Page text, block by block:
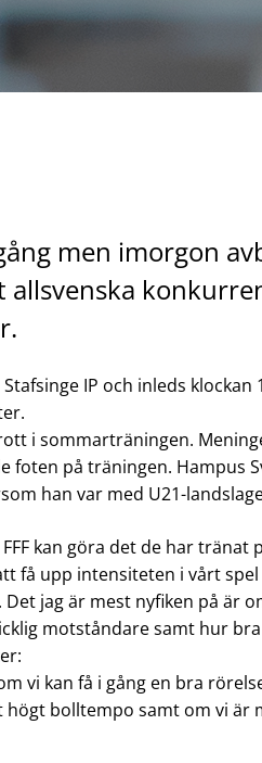
men imorgon
IP och inleds klockan
i sommarträningen.
foten på träningen. Hampus
han var med U21-
kan göra det de har tränat
få upp intensiteten i vårt
jag är mest nyfiken på är
motståndare samt hur
vi kan få i gång en bra
högt bolltempo samt om vi